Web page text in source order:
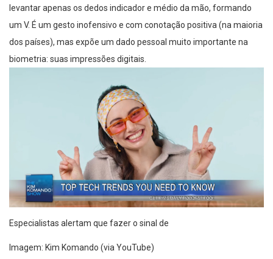
levantar apenas os dedos indicador e médio da mão, formando
um V. É um gesto inofensivo e com conotação positiva (na maioria
dos países), mas expõe um dado pessoal muito importante na
biometria: suas impressões digitais.
Especialistas alertam que fazer o sinal de
Imagem: Kim Komando (via YouTube)